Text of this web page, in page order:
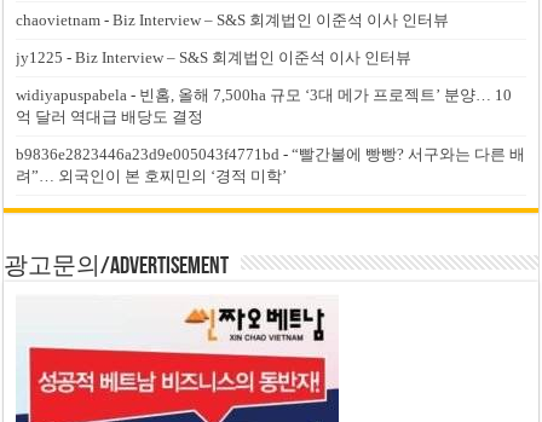
chaovietnam -Biz Interview – S&S 회계법인 이준석 이사 인터뷰
jy1225 -Biz Interview – S&S 회계법인 이준석 이사 인터뷰
widiyapuspabela - 빈홈, 올해 7,500ha 규모 ‘3대 메가 프로젝트’ 분양… 10
억 달러 역대급 배당도 결정
b9836e2823446a23d9e005043f4771bd -“빨간불에 빵빵? 서구와는 다른 배
려”… 외국인이 본 호찌민의 ‘경적 미학’
광고문의/Advertisement